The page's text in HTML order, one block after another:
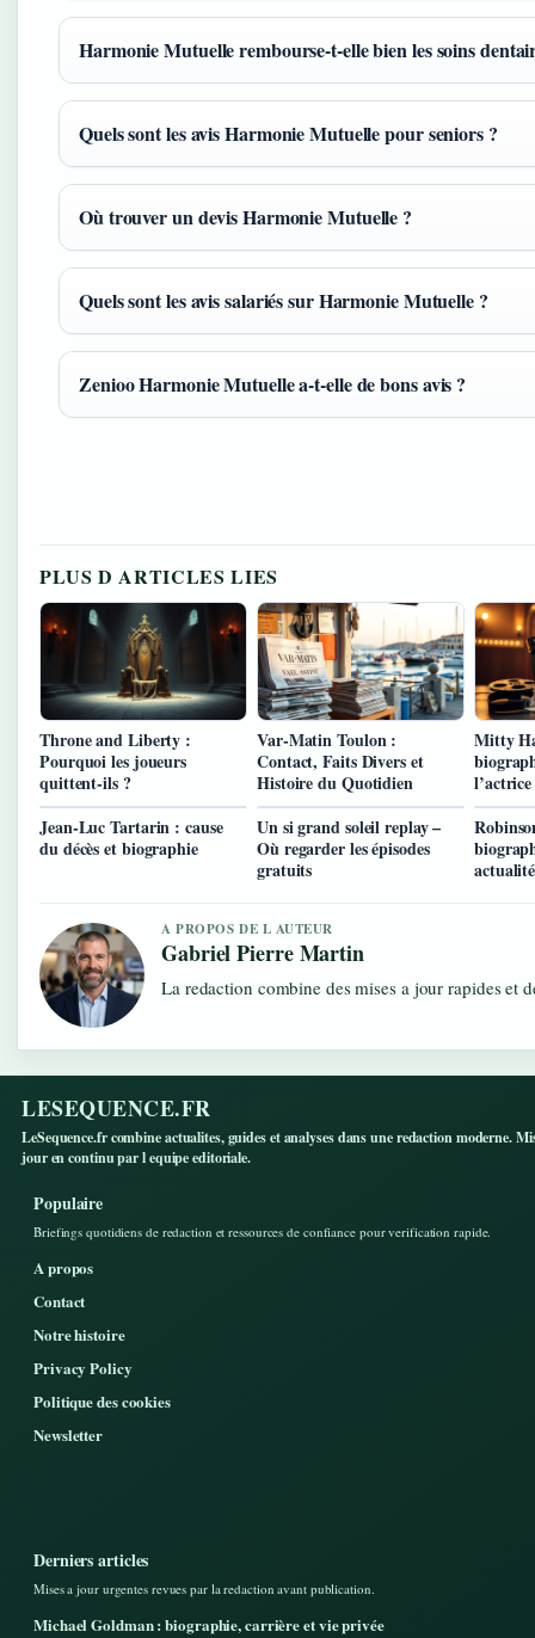
Harmonie Mutuelle rembourse-t-elle bien les soins
Quels sont les avis Harmonie Mutuelle pour seniors ?
Où trouver un devis Harmonie Mutuelle ?
Quels sont les avis salariés sur Harmonie Mutuelle ?
Zenioo Harmonie Mutuelle a-t-elle de bons avis ?
PLUS D ARTICLES LIES
Throne and Liberty :
Pourquoi les joueurs
quittent-ils ?
Var-Matin Toulon :
Contact, Faits Divers et
Histoire du Quotidien
Mitty
l’actrice
Jean-Luc Tartarin : cause
du décès et biographie
Un si grand soleil replay –
Où regarder les épisodes
gratuits
A PROPOS DE L AUTEUR
Gabriel Pierre Martin
La redaction combine des mises a jour rapides et
LESEQUENCE.FR
LeSequence.fr combine actualites, guides et analyses dans une redaction moderne.
jour en continu par l equipe editoriale.
Populaire
Briefings quotidiens de redaction et ressources de confiance pour verification rapide.
A propos
Contact
Notre histoire
Privacy Policy
Politique des cookies
Newsletter
Derniers articles
Mises a jour urgentes revues par la redaction avant publication.
Michael Goldman : biographie, carrière et vie privée